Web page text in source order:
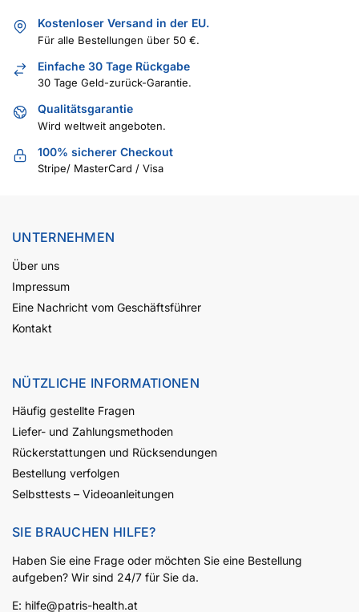
Kostenloser Versand in der EU.
Für alle Bestellungen über 50 €.
Einfache 30 Tage Rückgabe
30 Tage Geld-zurück-Garantie.
Qualitätsgarantie
Wird weltweit angeboten.
100% sicherer Checkout
Stripe/ MasterCard / Visa
UNTERNEHMEN
Über uns
Impressum
Eine Nachricht vom Geschäftsführer
Kontakt
NÜTZLICHE INFORMATIONEN
Häufig gestellte Fragen
Liefer- und Zahlungsmethoden
Rückerstattungen und Rücksendungen
Bestellung verfolgen
Selbsttests – Videoanleitungen
SIE BRAUCHEN HILFE?
Haben Sie eine Frage oder möchten Sie eine Bestellung
aufgeben? Wir sind 24/7 für Sie da.
E: hilfe@patris-health.at